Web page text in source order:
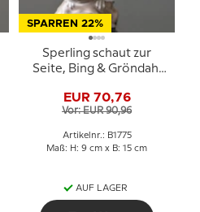
SPARREN 22%
Sperling schaut zur
Seite, Bing & Gröndahl
EUR 70,76
Vor: EUR 90,96
Artikelnr.: B1775
Maß: H: 9 cm x B: 15 cm
AUF LAGER